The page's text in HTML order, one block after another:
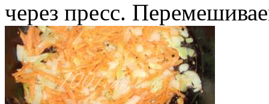
через пресс.